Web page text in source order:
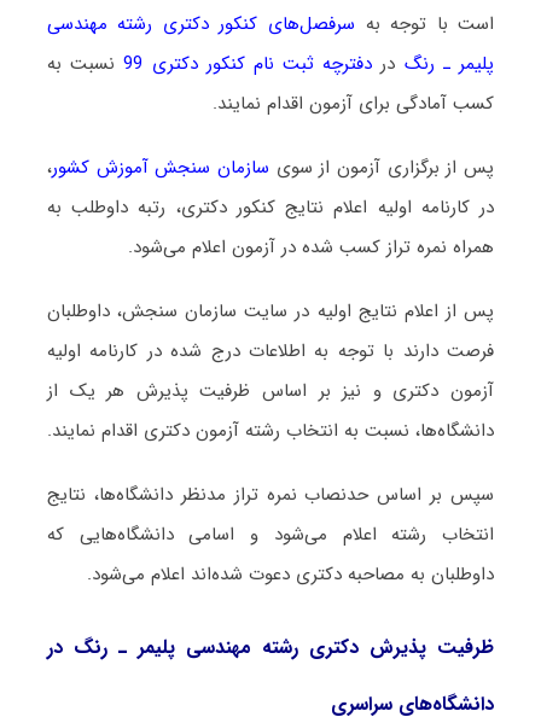
است با توجه به سرفصل‌های کنکور دکتری رشته ﻣﻬﻨﺪسی
پلیمر ـ رﻧﮓ در دفترچه ثبت نام کنکور دکتری 99
نسبت به
کسب آمادگی برای آزمون اقدام نمایند.
پس از برگزاری آزمون از سوی سازمان سنجش آموزش کشور،
در کارنامه اولیه اعلام نتایج کنکور دکتری، رتبه داوطلب به
همراه نمره تراز کسب شده در آزمون اعلام می‌شود.
پس از اعلام نتایج اولیه در سایت سازمان سنجش، داوطلبان
فرصت دارند با توجه به اطلاعات درج شده در کارنامه اولیه
آزمون دکتری و نیز بر اساس ظرفیت پذیرش هر یک از
دانشگاه‌ها، نسبت به انتخاب رشته آزمون دکتری اقدام نمایند.
سپس بر اساس حدنصاب نمره تراز مدنظر دانشگاه‌ها، نتایج
انتخاب رشته اعلام می‌شود و اسامی دانشگاه‌هایی که
داوطلبان به مصاحبه دکتری دعوت شده‌اند اعلام می‌شود.
ظرفیت پذیرش دکتری رشته ﻣﻬﻨﺪسی پلیمر ـ رﻧﮓ در
دانشگاه‌های سراسری